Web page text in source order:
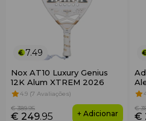
7.49
Nox AT10 Luxury Genius
12K Alum XTREM 2026
4.9 (7 Avaliações)
€ 249.95
€ 389.95
+ Adicionar €
€